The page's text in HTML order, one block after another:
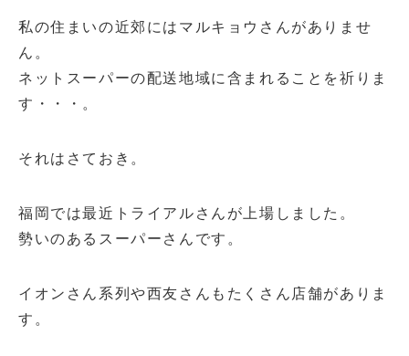
私の住まいの近郊にはマルキョウさんがありませ
ん。
ネットスーパーの配送地域に含まれることを祈りま
す・・・。
それはさておき。
福岡では最近トライアルさんが上場しました。
勢いのあるスーパーさんです。
イオンさん系列や西友さんもたくさん店舗がありま
す。